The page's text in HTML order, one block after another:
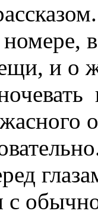
и о
с